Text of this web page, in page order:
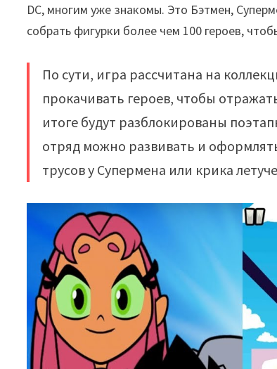
DC, многим уже знакомы. Это Бэтмен,
собрать фигурки более чем 100 героев,
По сути, игра рассчитана на
прокачивать героев, чтобы
итоге будут разблокированы
отряд можно развивать и
трусов у Супермена или крика